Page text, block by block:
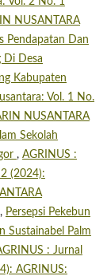
NUSANTARA
Pendapatan Dan
Di Desa
Kabupaten
Vol. 1 No.
NUSANTARA
Sekolah
, AGRINUS :
(2024):
Persepsi Pekebun
Sustainabel Palm
: Jurnal
AGRINUS: